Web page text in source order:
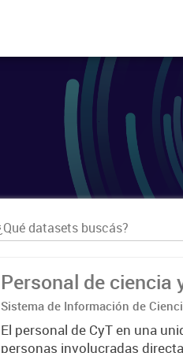
Personal de ciencia
Sistema de Información de
El personal de CyT en una
personas involucradas